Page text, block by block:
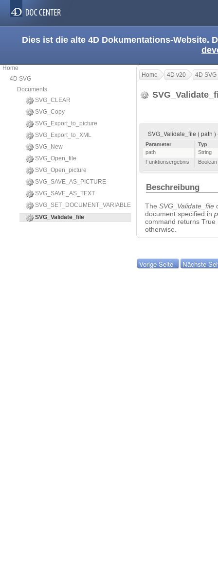
Dies ist die alte 4D Dokumentations-Website.
Home
4D SVG
Documents
SVG_CLEAR
SVG_Copy
SVG_Export_to_picture
SVG_Export_to_XML
SVG_New
SVG_Open_file
SVG_Open_picture
SVG_SAVE_AS_PICTURE
SVG_SAVE_AS_TEXT
SVG_SET_DOCUMENT_VARIABLE
SVG_Validate_file
Home 4D v20 4D SVG
SVG_Validate_file ( path
Parameter
Typ
path
String
Funktionsergebnis
Boolean
Beschreibung
The SVG_Validate_file
document specified in
command returns
otherwise.
Vorige Seite Nächste